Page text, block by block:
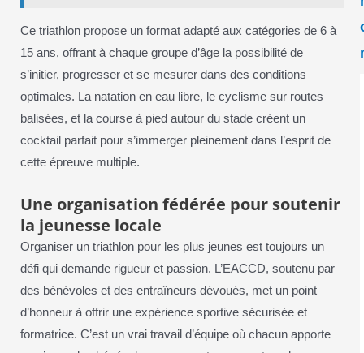
Ce triathlon propose un format adapté aux catégories de 6 à
15 ans, offrant à chaque groupe d’âge la possibilité de
s’initier, progresser et se mesurer dans des conditions
optimales. La natation en eau libre, le cyclisme sur routes
balisées, et la course à pied autour du stade créent un
cocktail parfait pour s’immerger pleinement dans l’esprit de
cette épreuve multiple.
Une organisation fédérée pour soutenir
la jeunesse locale
Organiser un triathlon pour les plus jeunes est toujours un
défi qui demande rigueur et passion. L’EACCD, soutenu par
des bénévoles et des entraîneurs dévoués, met un point
d’honneur à offrir une expérience sportive sécurisée et
formatrice. C’est un vrai travail d’équipe où chacun apporte